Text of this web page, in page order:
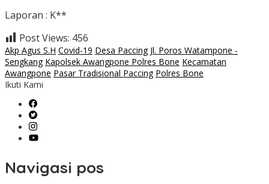
Laporan : K**
Post Views: 456
Akp Agus S.H Covid-19 Desa Paccing Jl. Poros Watampone -
Sengkang Kapolsek Awangpone Polres Bone Kecamatan
Awangpone Pasar Tradisional Paccing Polres Bone
Ikuti Kami
Navigasi pos